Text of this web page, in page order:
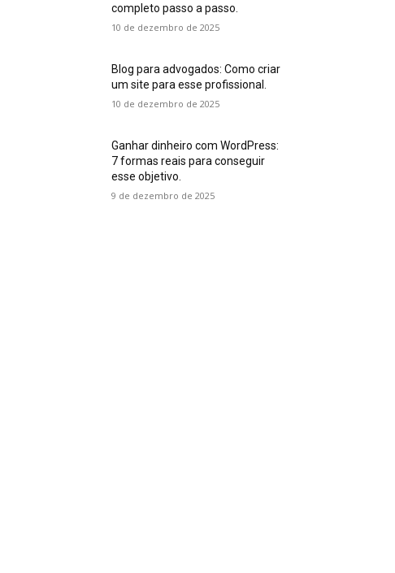
completo passo a passo.
10 de dezembro de 2025
Blog para advogados: Como criar
um site para esse profissional.
10 de dezembro de 2025
Ganhar dinheiro com WordPress:
7 formas reais para conseguir
esse objetivo.
9 de dezembro de 2025